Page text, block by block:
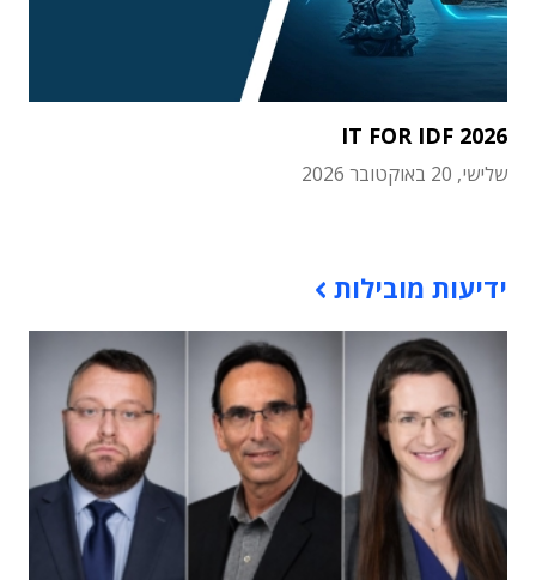
IT FOR IDF 2026
שלישי, 20 באוקטובר 2026
ידיעות מובילות